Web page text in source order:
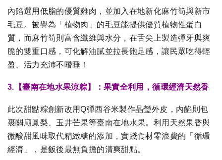
內餡選用低脂的優質雞肉，並加入在地新化麻竹筍與新市
毛豆。被譽為「植物肉」的毛豆能提供優質植物性蛋白
質，而麻竹筍則富含纖維與水分，在舌尖上製造彈牙與爽
脆的雙重口感，可化解油膩並拉長飽足感，讓民眾吃得輕
盈、活力充沛不嗜睡！
3.【臺南在地水果涼粽】：果實全利用，循環經濟天然香
此次甜點粽創新改用Q彈西谷米製作晶瑩外皮，內餡則包
裹關廟鳳梨、玉井芒果等臺南在地水果。利用天然果香與
微酸甜風味取代精緻糖的添加，實踐食材零浪費的「循環
經濟」，是飯後最無負擔的清爽甜點。